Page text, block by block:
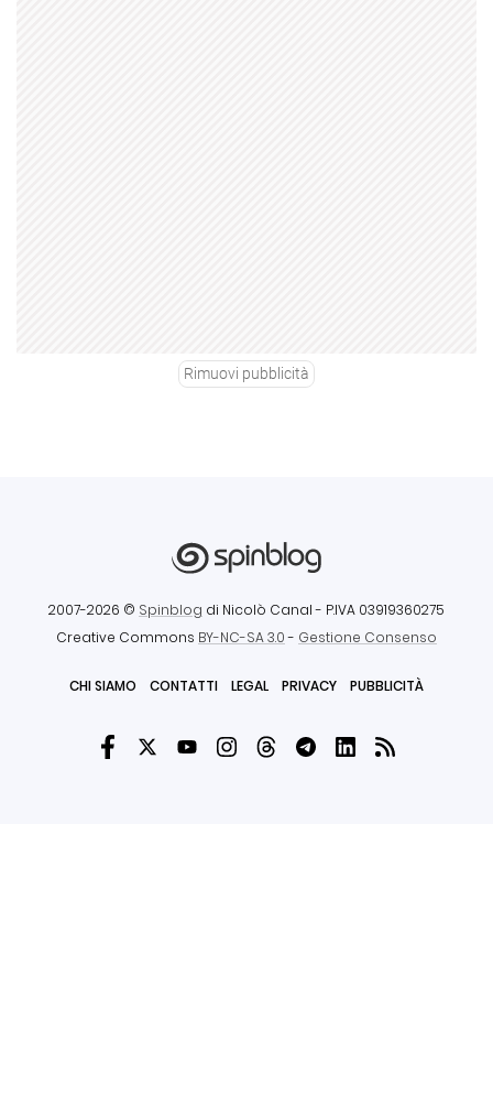
Rimuovi pubblicità
2007-2026 © Spinblog di Nicolò Canal - P.IVA 03919360275
Creative Commons BY-NC-SA 3.0- Gestione Consenso
CHI SIAMO CONTATTI LEGAL PRIVACY PUBBLICITÀ